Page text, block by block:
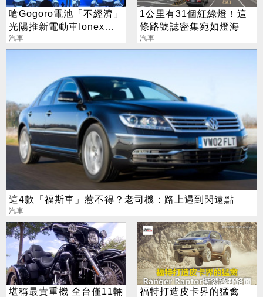
嗆Gogoro電池「不經濟」
光陽推新電動車Ionex免
換電
汽車
1公里有31個紅綠燈！這
條路號誌密集宛如燈海
汽車
這4款「福斯車」惹不得？老司機：路上遇到閃遠點
汽車
堪稱最貴重機 全台僅11輛
福特打造皮卡界的猛禽